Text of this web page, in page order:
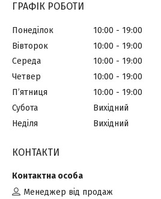
ГРАФІК РОБОТИ
Понеділок 10:00
19:00
Вівторок
10:00
19:00
Середа
10:00
19:00
Четвер
10:00
19:00
Пʼятниця
10:00
19:00
Субота
Вихідний
Неділя
Вихідний
КОНТАКТИ
Менеджер від продаж